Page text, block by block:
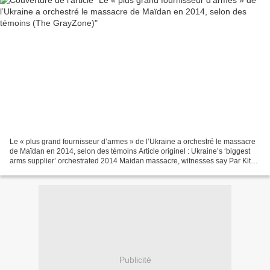
Le « plus grand fournisseur d’armes » de l’Ukraine a orchestré le massacre
de Maïdan en 2014, selon des témoins Article originel : Ukraine’s ‘biggest
arms supplier’ orchestrated 2014 Maidan massacre, witnesses say Par Kit
Publicité